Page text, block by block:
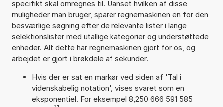
specifikt skal omregnes til. Uanset hvilken af disse
muligheder man bruger, sparer regnemaskinen en for den
besværlige søgning efter de relevante lister i lange
selektionslister med utallige kategorier og understøttede
enheder. Alt dette har regnemaskinen gjort for os, og
arbejdet er gjort i brøkdele af sekunder.
Hvis der er sat en markør ved siden af 'Tal i
videnskabelig notation', vises svaret som en
eksponentiel. For eksempel 8,250 666 591 585